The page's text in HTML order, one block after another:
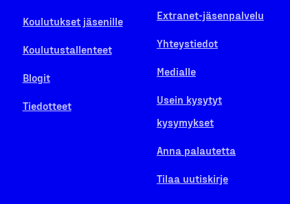
Koulutukset jäsenille
Koulutustallenteet
Blogit
Tiedotteet
Extranet-jäsenpalvelu
Yhteystiedot
Medialle
Usein kysytyt
kysymykset
Anna palautetta
Tilaa uutiskirje